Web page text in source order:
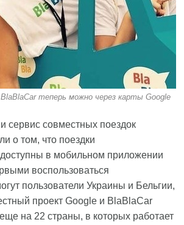
теперь можно через карты Google
и сервис совместных поездок
о том, что поездки
в мобильном приложении
воспользоваться
пользователи Украины и Бельгии,
проект Google и BlaBlaCar
на 22 страны, в которых работает